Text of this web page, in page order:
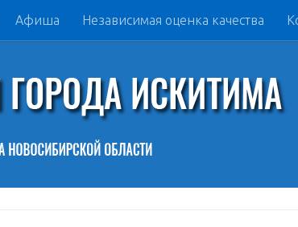
Афиша Независимая оценка качества